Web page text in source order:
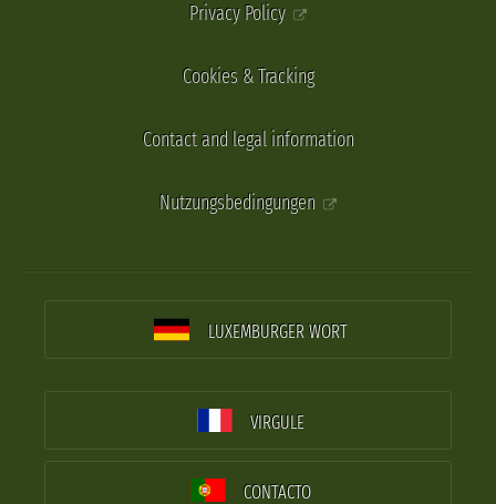
Privacy Policy
Cookies & Tracking
Contact and legal information
Nutzungsbedingungen
LUXEMBURGER WORT
VIRGULE
CONTACTO